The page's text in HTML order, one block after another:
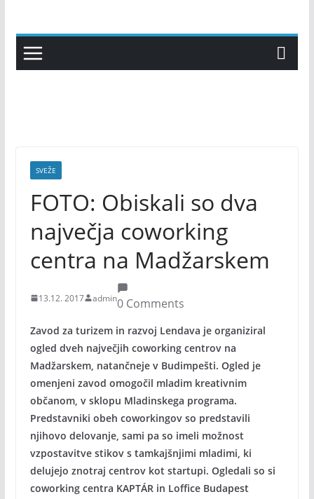
content
SVEŽE
FOTO: Obiskali so dva
največja coworking
centra na Madžarskem
13.12. 2017 admin0 Comments
Zavod za turizem in razvoj Lendava je organiziral
ogled dveh največjih coworking centrov na
Madžarskem, natančneje v Budimpešti. Ogled je
omenjeni zavod omogočil mladim kreativnim
občanom, v sklopu Mladinskega programa.
Predstavniki obeh coworkingov so predstavili
njihovo delovanje, sami pa so imeli možnost
vzpostavitve stikov s tamkajšnjimi mladimi, ki
delujejo znotraj centrov kot startupi. Ogledali so si
coworking centra KAPTÁR in Loffice Budapest